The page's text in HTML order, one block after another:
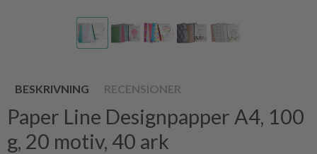
BESKRIVNING RECENSIONER
Paper Line Designpapper A4, 100
g, 20 motiv, 40 ark